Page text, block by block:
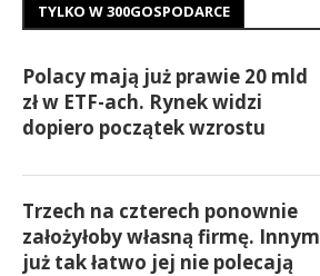
TYLKO W 300GOSPODARCE
Polacy mają już prawie 20 mld
zł w ETF-ach. Rynek widzi
dopiero początek wzrostu
Trzech na czterech ponownie
założyłoby własną firmę. Innym
już tak łatwo jej nie polecają